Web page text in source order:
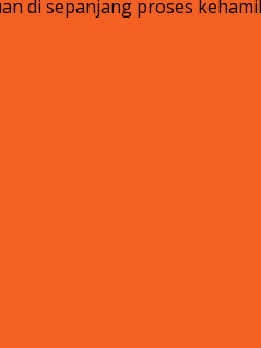
di sepanjang proses